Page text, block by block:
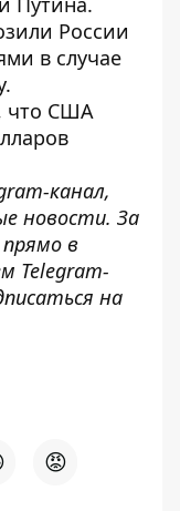
России
в случае
что США
канал,
новости. За
в
Telegram-
на
😡